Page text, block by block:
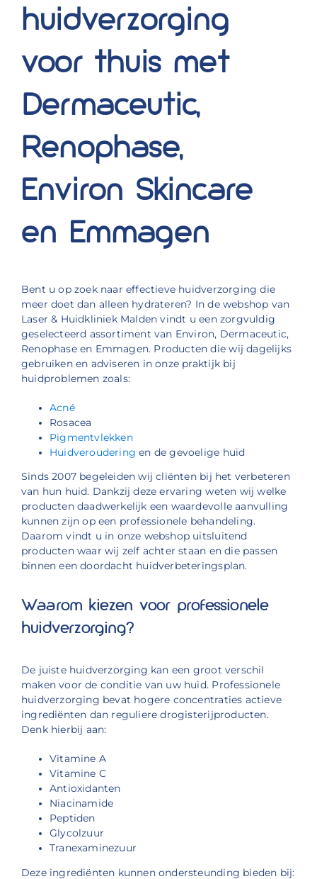
huidverzorging
voor thuis met
Dermaceutic,
Renophase,
Environ Skincare
en Emmagen
Bent u op zoek naar effectieve huidverzorging die
meer doet dan alleen hydrateren? In de webshop van
Laser & Huidkliniek Malden vindt u een zorgvuldig
geselecteerd assortiment van Environ, Dermaceutic,
Renophase en Emmagen. Producten die wij dagelijks
gebruiken en adviseren in onze praktijk bij
huidproblemen zoals:
Acné
Rosacea
Pigmentvlekken
Huidveroudering en de gevoelige huid
Sinds 2007 begeleiden wij cliënten bij het verbeteren
van hun huid. Dankzij deze ervaring weten wij welke
producten daadwerkelijk een waardevolle aanvulling
kunnen zijn op een professionele behandeling.
Daarom vindt u in onze webshop uitsluitend
producten waar wij zelf achter staan en die passen
binnen een doordacht huidverbeteringsplan.
Waarom kiezen voor professionele
huidverzorging?
De juiste huidverzorging kan een groot verschil
maken voor de conditie van uw huid. Professionele
huidverzorging bevat hogere concentraties actieve
ingrediënten dan reguliere drogisterijproducten.
Denk hierbij aan:
Vitamine A
Vitamine C
Antioxidanten
Niacinamide
Peptiden
Glycolzuur
Tranexaminezuur
Deze ingrediënten kunnen ondersteunding bieden bij: